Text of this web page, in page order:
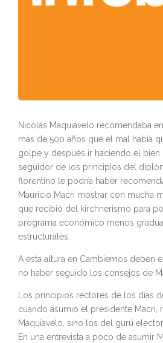
Nicolás Maquiavelo recomendaba
más de 500 años que el mal había
golpe y después ir haciendo el bien
seguidor de los principios del
florentino le podría haber
Mauricio Macri mostrar con mucha
que recibió del kirchnerismo para
programa económico menos
estructurales.
A esta altura en Cambiemos deben
no haber seguido los consejos de
Los principios rectores de los días
cuando asumió el presidente Macri,
Maquiavelo, sino los del gurú
En una entrevista a poco de asumir